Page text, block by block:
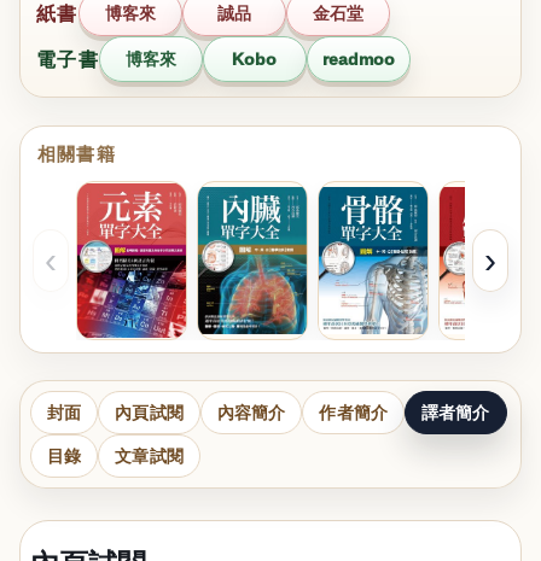
紙書 博客來 誠品 金石堂
電子書 博客來 Kobo readmoo
相關書籍
‹ ›
封面 內頁試閱 內容簡介 作者簡介 譯者簡介
目錄 文章試閱